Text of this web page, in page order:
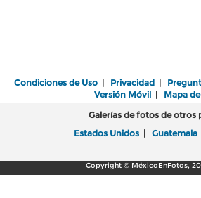
Condiciones de Uso | Privacidad |
Versión Móvil| Mapa
Galerías de fotos de otros
Estados Unidos | Guatemala
Copyright © MéxicoEnFotos,